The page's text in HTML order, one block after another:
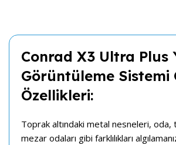
Conrad X3 Ultra Plus
Görüntüleme Sistemi
Özellikleri:
Toprak altındaki metal nesneleri, oda,
mezar odaları gibi farklılıkları